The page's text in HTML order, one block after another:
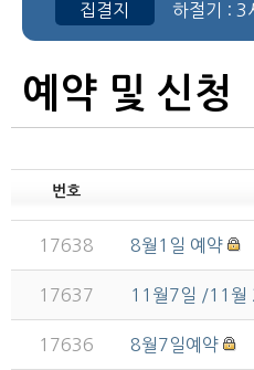
집결지 하절기 : 3
예약 및 신청
번호
17638 8월1일 예약
17637 11월7일 /11월
17636 8월7일예약